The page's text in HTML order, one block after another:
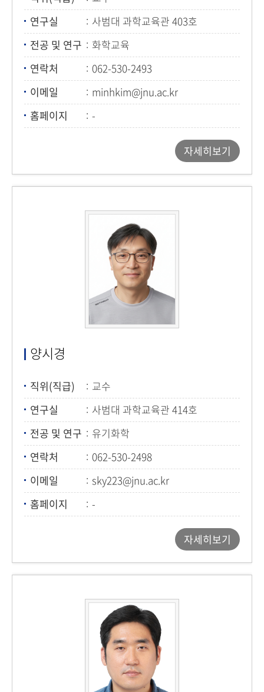
연구실
사범대 과학교육관 403호
전공 및 연구
화학교육
연락처
062-530-2493
이메일
minhkim@jnu.ac.kr
홈페이지
-
자세히보기
양시경
직위(직급)
교수
연구실
사범대 과학교육관 414호
전공 및 연구
유기화학
연락처
062-530-2498
이메일
sky223@jnu.ac.kr
홈페이지
-
자세히보기